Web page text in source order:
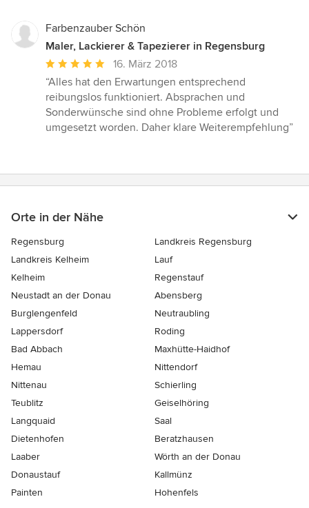
Farbenzauber Schön
Maler, Lackierer & Tapezierer in Regensburg
Durchschnittliche
Bewertung:
5
von
5
16. März 2018
“Alles hat den Erwartungen entsprechend
reibungslos funktioniert. Absprachen und
Sonderwünsche sind ohne Probleme erfolgt und
umgesetzt worden. Daher klare Weiterempfehlung”
Orte in der Nähe
Regensburg
Landkreis Regensburg
Landkreis Kelheim
Lauf
Kelheim
Regenstauf
Neustadt an der Donau
Abensberg
Burglengenfeld
Neutraubling
Lappersdorf
Roding
Bad Abbach
Maxhütte-Haidhof
Hemau
Nittendorf
Nittenau
Schierling
Teublitz
Geiselhöring
Langquaid
Saal
Dietenhofen
Beratzhausen
Laaber
Wörth an der Donau
Donaustauf
Kallmünz
Painten
Hohenfels